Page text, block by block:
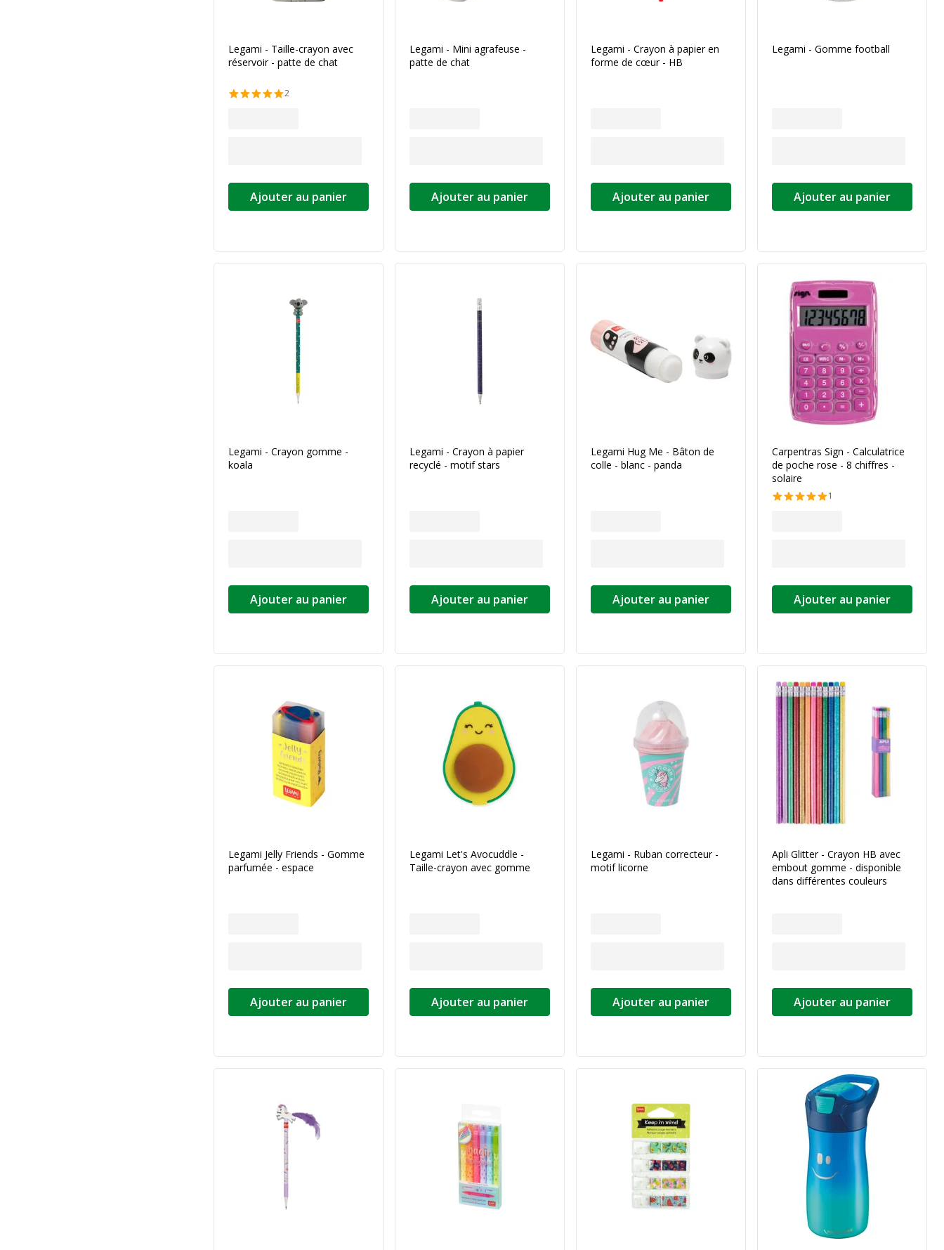
Legami - Taille-crayon avec
réservoir - patte de chat
2
Ajouter au panier
Legami - Mini agrafeuse -
patte de chat
Ajouter au panier
Legami - Crayon à papier en
forme de cœur - HB
Ajouter au panier
Legami - Gomme football
Ajouter au panier
Legami - Crayon gomme -
koala
Ajouter au panier
Legami - Crayon à papier
recyclé - motif stars
Ajouter au panier
Legami Hug Me - Bâton de
colle - blanc - panda
Ajouter au panier
Carpentras Sign - Calculatrice
de poche rose - 8 chiffres -
solaire
1
Ajouter au panier
Legami Jelly Friends - Gomme
parfumée - espace
Ajouter au panier
Legami Let's Avocuddle -
Taille-crayon avec gomme
Ajouter au panier
Legami - Ruban correcteur -
motif licorne
Ajouter au panier
Apli Glitter - Crayon HB avec
embout gomme - disponible
dans différentes couleurs
Ajouter au panier